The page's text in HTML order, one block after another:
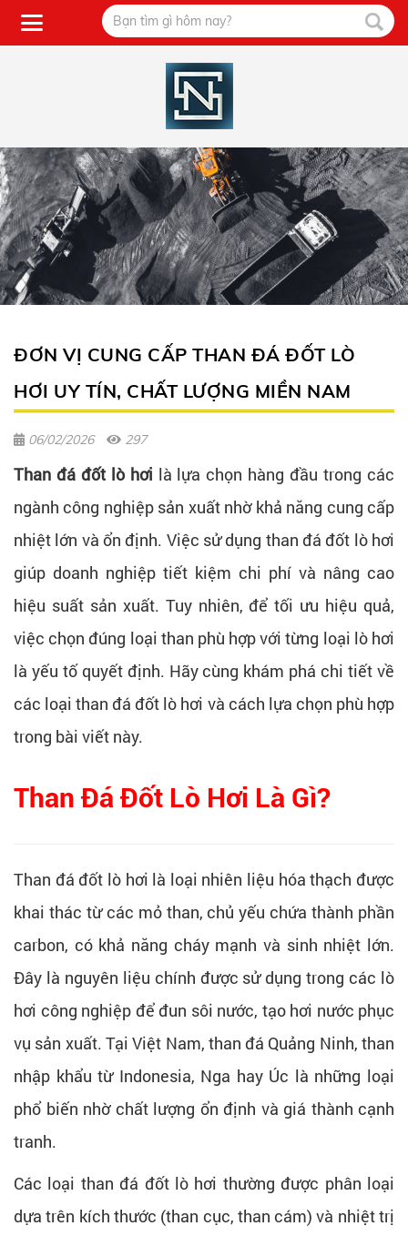
ĐƠN VỊ CUNG CẤP THAN ĐÁ ĐỐT LÒ
HƠI UY TÍN, CHẤT LƯỢNG MIỀN NAM
06/02/2026 297
Than đá đốt lò hơi là lựa chọn hàng đầu trong các
ngành công nghiệp sản xuất nhờ khả năng cung cấp
nhiệt lớn và ổn định. Việc sử dụng than đá đốt lò hơi
giúp doanh nghiệp tiết kiệm chi phí và nâng cao
hiệu suất sản xuất. Tuy nhiên, để tối ưu hiệu quả,
việc chọn đúng loại than phù hợp với từng loại lò hơi
là yếu tố quyết định. Hãy cùng khám phá chi tiết về
các loại than đá đốt lò hơi và cách lựa chọn phù hợp
trong bài viết này.
Than Đá Đốt Lò Hơi Là Gì?
Than đá đốt lò hơi là loại nhiên liệu hóa thạch được
khai thác từ các mỏ than, chủ yếu chứa thành phần
carbon, có khả năng cháy mạnh và sinh nhiệt lớn.
Đây là nguyên liệu chính được sử dụng trong các lò
hơi công nghiệp để đun sôi nước, tạo hơi nước phục
vụ sản xuất. Tại Việt Nam, than đá Quảng Ninh, than
nhập khẩu từ Indonesia, Nga hay Úc là những loại
phổ biến nhờ chất lượng ổn định và giá thành cạnh
tranh.
Các loại than đá đốt lò hơi thường được phân loại
dựa trên kích thước (than cục, than cám) và nhiệt trị